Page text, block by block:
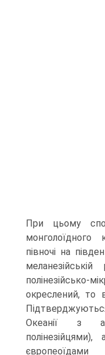
При цьому
півночі на
окреслений, то в
Океанії з